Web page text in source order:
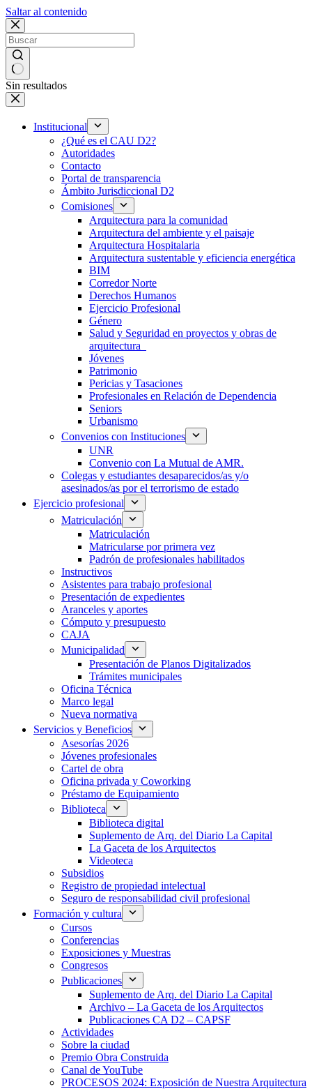
Saltar al contenido
Sin resultados
Institucional
¿Qué es el CAU D2?
Autoridades
Contacto
Portal de transparencia
Ámbito Jurisdiccional D2
Comisiones
Arquitectura para la comunidad
Arquitectura del ambiente y el paisaje
Arquitectura Hospitalaria
Arquitectura sustentable y eficiencia energética
BIM
Corredor Norte
Derechos Humanos
Ejercicio Profesional
Género
Salud y Seguridad en proyectos y obras de
arquitectura
Jóvenes
Patrimonio
Pericias y Tasaciones
Profesionales en Relación de Dependencia
Seniors
Urbanismo
Convenios con Instituciones
UNR
Convenio con La Mutual de AMR.
Colegas y estudiantes desaparecidos/as y/o
asesinados/as por el terrorismo de estado
Ejercicio profesional
Matriculación
Matriculación
Matricularse por primera vez
Padrón de profesionales habilitados
Instructivos
Asistentes para trabajo profesional
Presentación de expedientes
Aranceles y aportes
Cómputo y presupuesto
CAJA
Municipalidad
Presentación de Planos Digitalizados
Trámites municipales
Oficina Técnica
Marco legal
Nueva normativa
Servicios y Beneficios
Asesorías 2026
Jóvenes profesionales
Cartel de obra
Oficina privada y Coworking
Préstamo de Equipamiento
Biblioteca
Biblioteca digital
Suplemento de Arq. del Diario La Capital
La Gaceta de los Arquitectos
Videoteca
Subsidios
Registro de propiedad intelectual
Seguro de responsabilidad civil profesional
Formación y cultura
Cursos
Conferencias
Exposiciones y Muestras
Congresos
Publicaciones
Suplemento de Arq. del Diario La Capital
Archivo – La Gaceta de los Arquitectos
Publicaciones CA D2 – CAPSF
Actividades
Sobre la ciudad
Premio Obra Construida
Canal de YouTube
PROCESOS 2024: Exposición de Nuestra Arquitectura